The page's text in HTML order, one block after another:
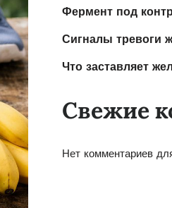
Фермент под
Сигналы тревоги
Что заставляет
Свежие
Нет комментариев